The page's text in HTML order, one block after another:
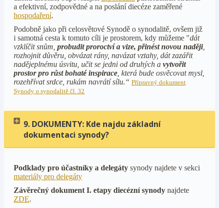
a efektivní, zodpovědné a na poslání diecéze zaměřené
hospodaření.
Podobně jako při celosvětové Synodě o synodalitě, ovšem již
i samotná cesta k tomuto cíli je prostorem, kdy můžeme "dát
vzklíčit snům, probudit proroctví a vize, přinést novou naději,
rozhojnit důvěru, obvázat rány, navázat vztahy, dát zazářit
nadějeplnému úsvitu, učit se jedni od druhých a vytvořit
prostor pro růst bohaté inspirace , která bude osvěcovat mysl,
rozehřívat srdce, rukám navrátí sílu.“ Přípravný dokument
Synody o synodalitě čl. 32
9. DOKUMENTY: Kde najdu základní
dokumentaci synody?
Podklady pro účastníky a delegáty synody najdete v sekci
materiály pro delegáty
Závěrečný dokument I. etapy diecézní synody najdete
ZDE.